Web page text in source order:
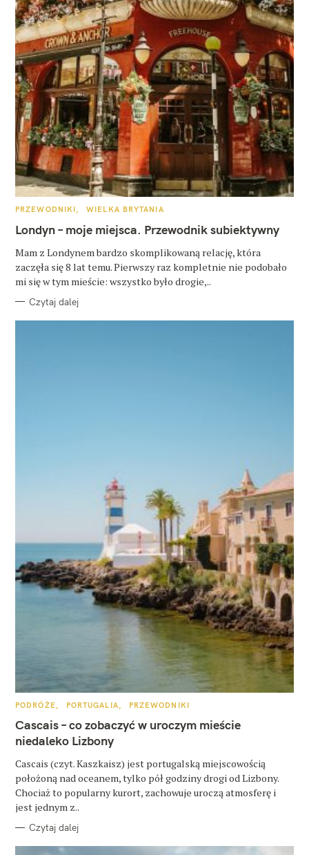
K
T
E
O
R
I
PRZEWODNIKI WIELKA BRYTANIA
Londyn – moje miejsca. Przewodnik subiektywny
Mam z Londynem bardzo skomplikowaną relację, która
zaczęła się 8 lat temu. Pierwszy raz kompletnie nie podobało
mi się w tym mieście: wszystko było drogie,..
Czytaj dalej
K
T
E
G
O
I
E
PODRÓŻE PORTUGALIA PRZEWODNIKI
Cascais – co zobaczyć w uroczym mieście
niedaleko Lizbony
Cascais (czyt. Kaszkaisz) jest portugalską miejscowością
położoną nad oceanem, tylko pół godziny drogi od Lizbony.
Chociaż to popularny kurort, zachowuje uroczą atmosferę i
jest jednym z..
Czytaj dalej
W
y
a
j
: